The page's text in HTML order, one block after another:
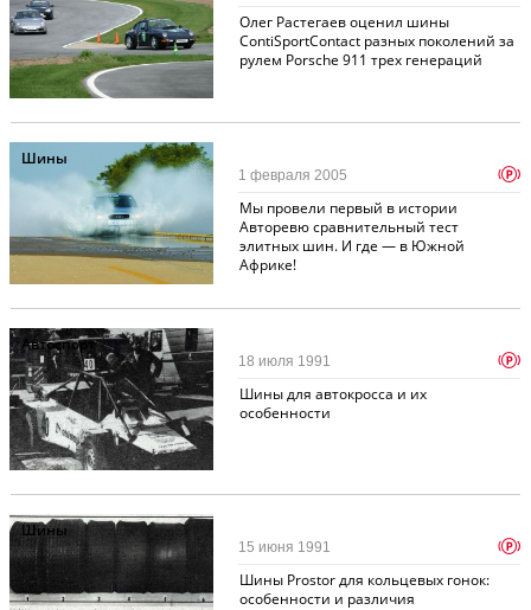
Олег Растегаев оценил шины
ContiSportContact разных поколений за
рулем Porsche 911 трех генераций
Шины
Мы провели первый в истории
Авторевю сравнительный тест
элитных шин. И где — в Южной
Африке!
1 февраля 2005 p
Автоспорт
Шины для автокросса и их
особенности
18 июля 1991 p
Шины
Шины Prostor для кольцевых гонок:
особенности и различия
15 июня 1991 p